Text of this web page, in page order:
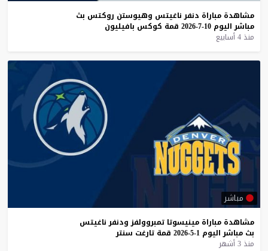
مشاهدة مباراة دنفر ناغيتس وهيوستن روكتس بث
مباشر اليوم 10-7-2026 قمة كوكس بافيليون
منذ 4 أسابيع
مباشر
مشاهدة مباراة مينيسوتا تمبروولفز ودنفر ناغيتس
بث مباشر اليوم 1-5-2026 قمة تارغت سنتر
منذ 3 أشهر